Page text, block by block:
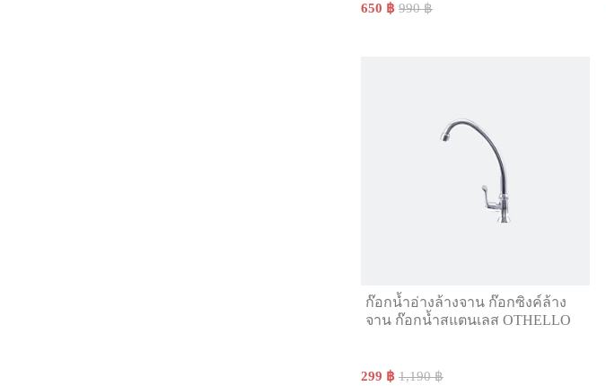
650 ฿ 990 ฿
ก๊อกน้ำอ่างล้างจาน ก๊อกซิงค์ล้าง
จาน ก๊อกน้ำสแตนเลส OTHELLO
299 ฿ 1,190 ฿